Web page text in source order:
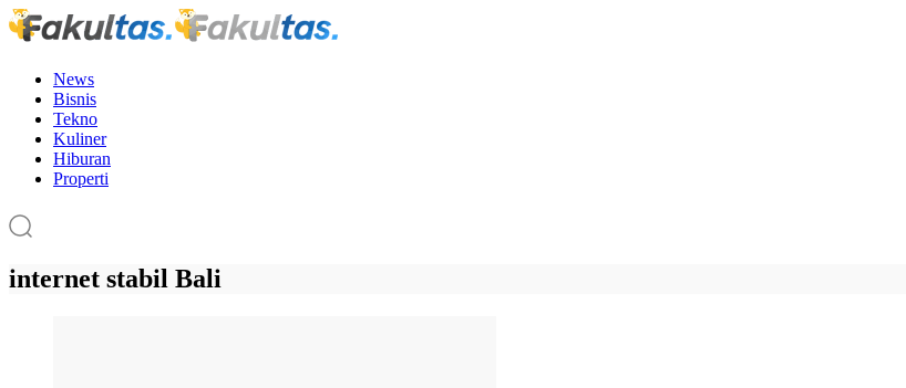
News
Bisnis
Tekno
Kuliner
Hiburan
Properti
internet stabil Bali